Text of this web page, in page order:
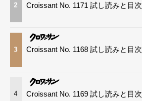
2 Croissant No. 1171 試し読みと目次
3 Croissant No. 1168 試し読みと目次
4 Croissant No. 1169 試し読みと目次